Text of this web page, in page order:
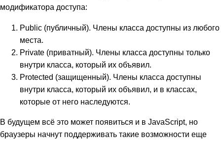
модификатора доступа:
Public (публичный). Члены класса доступны из любого
места.
Private (приватный). Члены класса доступны только
внутри класса, который их объявил.
Protected (защищенный). Члены класса доступны
внутри класса, который их объявил, и в классах,
которые от него наследуются.
В будущем всё это может появиться и в JavaScript, но
браузеры начнут поддерживать такие возможности еще